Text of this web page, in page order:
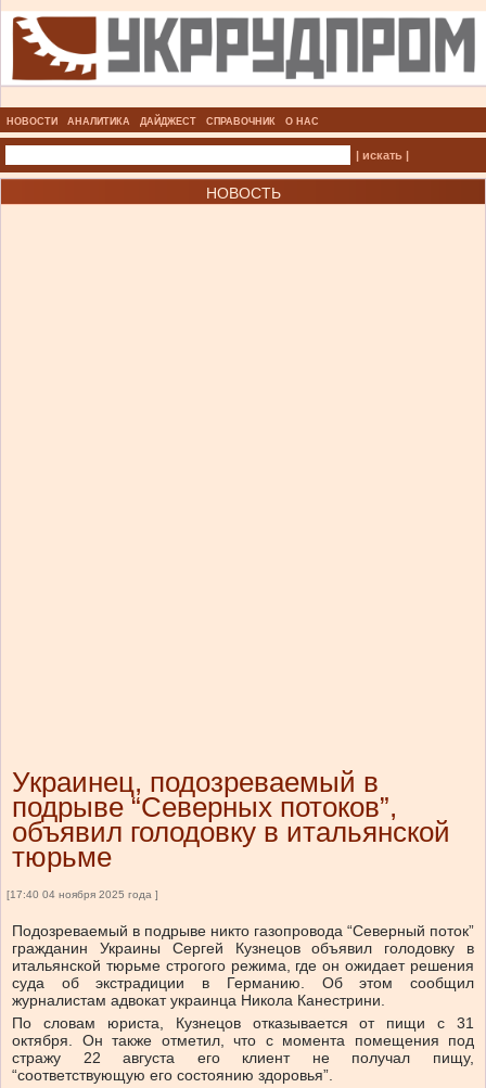
НОВОСТИ АНАЛИТИКА ДАЙДЖЕСТ СПРАВОЧНИК О НАС
| искать |
НОВОСТЬ
Украинец, подозреваемый в
подрыве “Северных потоков”,
объявил голодовку в итальянской
тюрьме
[17:40 04 ноября 2025 года ]
Подозреваемый в подрыве никто газопровода “Северный поток”
гражданин Украины Сергей Кузнецов объявил голодовку в
итальянской тюрьме строгого режима, где он ожидает решения
суда об экстрадиции в Германию. Об этом cообщил
журналистам адвокат украинца Никола Канестрини.
По словам юриста, Кузнецов отказывается от пищи с 31
октября. Он также отметил, что с момента помещения под
стражу 22 августа его клиент не получал пищу,
“соответствующую его состоянию здоровья”.